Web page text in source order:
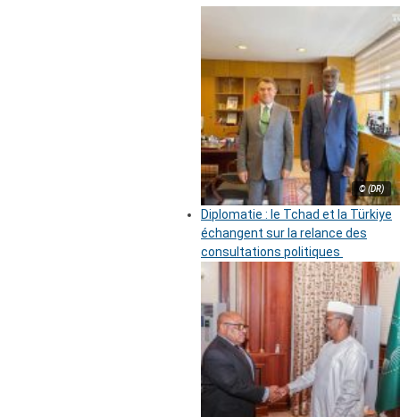
© (DR)
Diplomatie : le Tchad et la Türkiye
échangent sur la relance des
consultations politiques